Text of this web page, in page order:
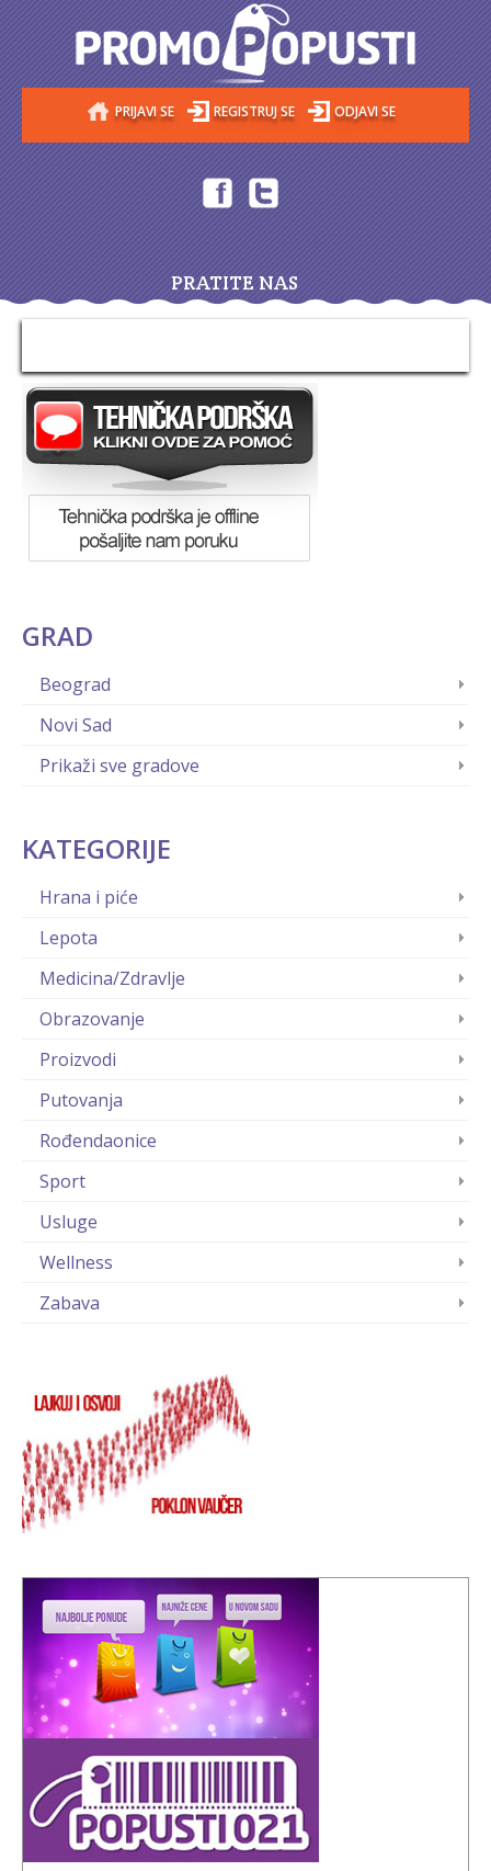
PRIJAVI SE REGISTRUJ SE ODJAVI SE
PRATITE NAS
GRAD
Beograd
Novi Sad
Prikaži sve gradove
KATEGORIJE
Hrana i piće
Lepota
Medicina/Zdravlje
Obrazovanje
Proizvodi
Putovanja
Rođendaonice
Sport
Usluge
Wellness
Zabava